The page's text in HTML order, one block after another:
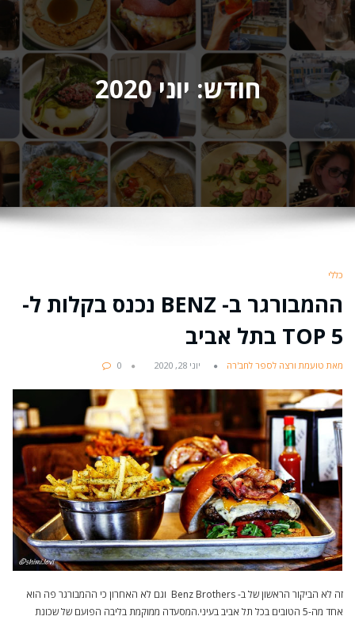
חודש: יוני 2020
כללי
ההמבורגר ב- BENZ נכנס בקלות ל-
TOP 5 בתל אביב
מאת טועמת ורצה לספר לחב'רה יוני 28, 2020 0
זה לא הביקור הראשון של ב- Benz Brothers וגם לא האחרון כי ההמבורגר פה הוא
אחד מה-5 הטובים בכל תל אביב בעיני.המסעדה ממוקמת בליבה הפועם של שכונת